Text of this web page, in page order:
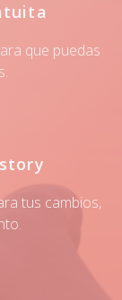
que puedas
tus cambios,